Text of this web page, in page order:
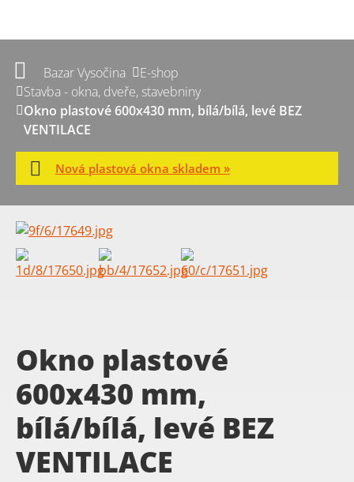
Bazar Vysočina
E-shop
Stavba - okna, dveře, stavebniny
Okno plastové 600x430 mm, bílá/bílá, levé BEZ
VENTILACE
Nová plastová okna skladem »
Okno plastové
600x430 mm,
bílá/bílá, levé BEZ
VENTILACE